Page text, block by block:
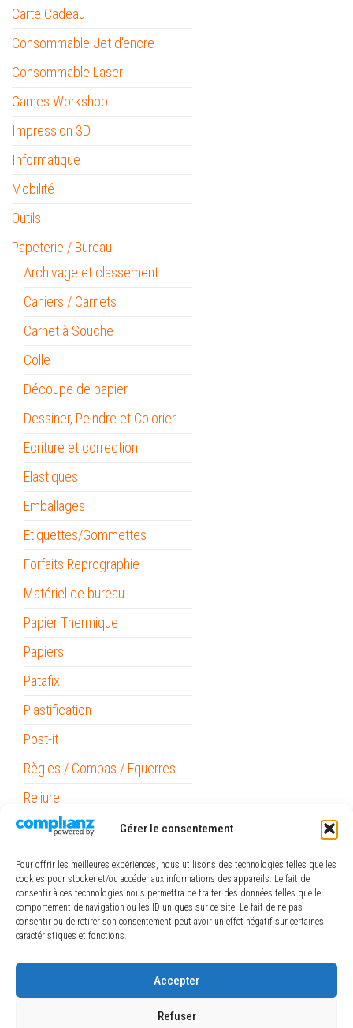
Gérer le consentement
Pour offrir les meilleures expériences, nous utilisons des technologies telles que les
cookies pour stocker et/ou accéder aux informations des appareils. Le fait de
consentir à ces technologies nous permettra de traiter des données telles que le
comportement de navigation ou les ID uniques sur ce site. Le fait de ne pas
consentir ou de retirer son consentement peut avoir un effet négatif sur certaines
caractéristiques et fonctions.
Accepter
Refuser
Carte Cadeau
Consommable Jet d'encre
Consommable Laser
Games Workshop
Impression 3D
Informatique
Mobilité
Outils
Papeterie / Bureau
Archivage et classement
Cahiers / Carnets
Carnet à Souche
Colle
Découpe de papier
Dessiner, Peindre et Colorier
Ecriture et correction
Elastiques
Emballages
Etiquettes/Gommettes
Forfaits Reprographie
Matériel de bureau
Papier Thermique
Papiers
Patafix
Plastification
Post-it
Règles / Compas / Equerres
Reliure
Ruban Adhésif
Surligneurs
Piles
ref_logiciel